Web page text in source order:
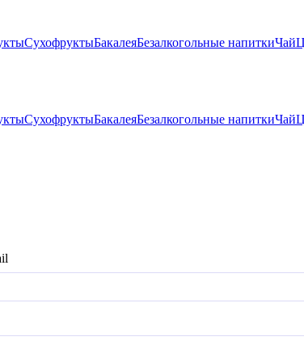
СухофруктыБакалеяБезалкогольные напиткиЧай
СухофруктыБакалеяБезалкогольные напиткиЧай